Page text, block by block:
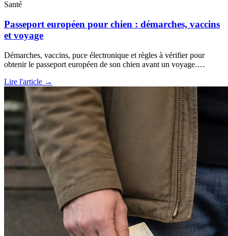
Santé
Passeport européen pour chien : démarches, vaccins
et voyage
Démarches, vaccins, puce électronique et règles à vérifier pour
obtenir le passeport européen de son chien avant un voyage.…
Lire l'article →